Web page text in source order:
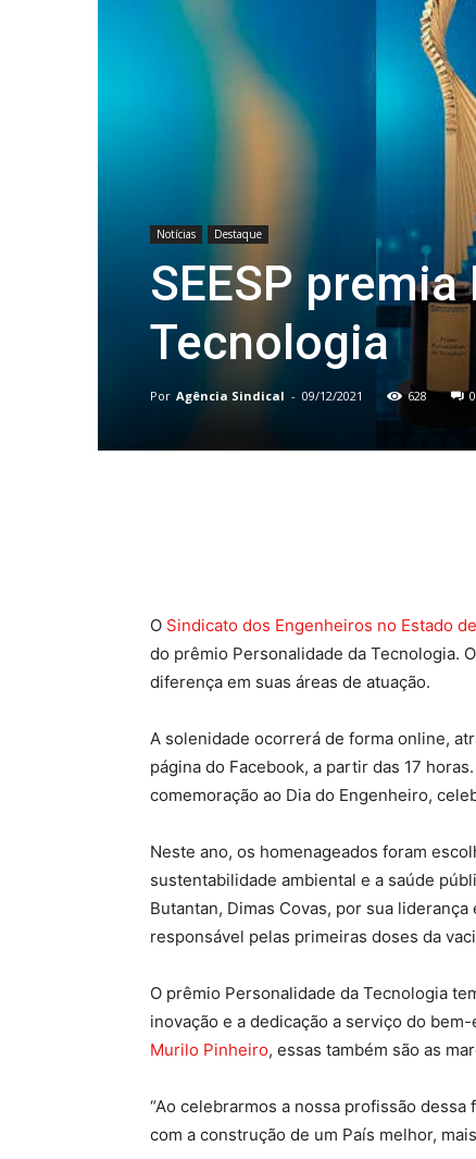
Notícias Destaque
SEESP
Tecnologia
Por Agência Sindical - 09/12/2021 628 0
O Sindicato dos Engenheiros no Estado
do prêmio Personalidade da Tecnologia.
diferença em suas áreas de atuação.
A solenidade ocorrerá de forma online,
página do Facebook, a partir das 17
comemoração ao Dia do Engenheiro,
Neste ano, os homenageados foram
sustentabilidade ambiental e a saúde
Butantan, Dimas Covas, por sua
responsável pelas primeiras doses da
O prêmio Personalidade da Tecnologia
inovação e a dedicação a serviço do
Murilo Pinheiro, essas também são as
“Ao celebrarmos a nossa profissão
com a construção de um País melhor,